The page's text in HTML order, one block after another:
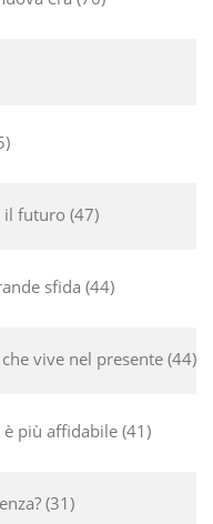
il futuro 47
sfida 44
vive nel presente 44
più affidabile 41
31